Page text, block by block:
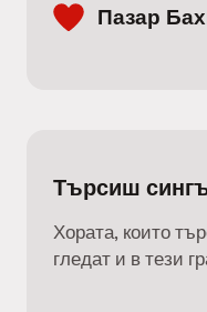
Пазар
Търсиш
Хората, които
гледат и в тези